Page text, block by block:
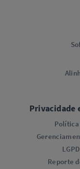
Privacidade
Reporte